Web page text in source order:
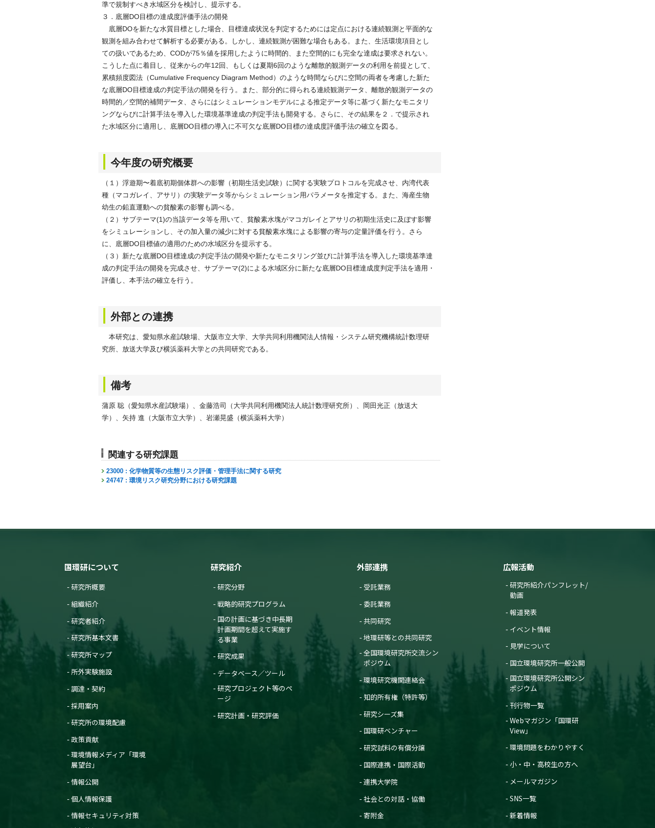
準で規制すべき水域区分を検討し、提示する。
３．底層DO目標の達成度評価手法の開発
底層DOを新たな水質目標とした場合、目標達成状況を判定するためには定点における連続観測と平面的な
観測を組み合わせて解析する必要がある。しかし、連続観測が困難な場合もある。また、生活環境項目とし
ての扱いであるため、CODが75％値を採用したように時間的、また空間的にも完全な達成は要求されない。
こうした点に着目し、従来からの年12回、もしくは夏期6回のような離散的観測データの利用を前提として、
累積頻度図法（Cumulative Frequency Diagram Method）のような時間ならびに空間の両者を考慮した新た
な底層DO目標達成の判定手法の開発を行う。また、部分的に得られる連続観測データ、離散的観測データの
時間的／空間的補間データ、さらにはシミュレーションモデルによる推定データ等に基づく新たなモニタリ
ングならびに計算手法を導入した環境基準達成の判定手法も開発する。さらに、その結果を２．で提示され
た水域区分に適用し、底層DO目標の導入に不可欠な底層DO目標の達成度評価手法の確立を図る。
今年度の研究概要
（１）浮遊期〜着底初期個体群への影響（初期生活史試験）に関する実験プロトコルを完成させ、内湾代表
種（マコガレイ、アサリ）の実験データ等からシミュレーション用パラメータを推定する。また、海産生物
幼生の鉛直運動への貧酸素の影響も調べる。
（２）サブテーマ(1)の当該データ等を用いて、貧酸素水塊がマコガレイとアサリの初期生活史に及ぼす影響
をシミュレーションし、その加入量の減少に対する貧酸素水塊による影響の寄与の定量評価を行う。さら
に、底層DO目標値の適用のための水域区分を提示する。
（３）新たな底層DO目標達成の判定手法の開発や新たなモニタリング並びに計算手法を導入した環境基準達
成の判定手法の開発を完成させ、サブテーマ(2)による水域区分に新たな底層DO目標達成度判定手法を適用・
評価し、本手法の確立を行う。
外部との連携
本研究は、愛知県水産試験場、大阪市立大学、大学共同利用機関法人情報・システム研究機構統計数理研
究所、放送大学及び横浜薬科大学との共同研究である。
備考
蒲原 聡（愛知県水産試験場）、金藤浩司（大学共同利用機関法人統計数理研究所）、岡田光正（放送大
学）、矢持 進（大阪市立大学）、岩瀬晃盛（横浜薬科大学）
関連する研究課題
23000 : 化学物質等の生態リスク評価・管理手法に関する研究
24747 : 環境リスク研究分野における研究課題
国環研について
研究所概要
組織紹介
研究者紹介
研究所基本文書
研究所マップ
所外実験施設
調達・契約
採用案内
研究所の環境配慮
政策貢献
環境情報メディア「環境
展望台」
情報公開
個人情報保護
情報セキュリティ対策
研究紹介
研究分野
戦略的研究プログラム
国の計画に基づき中長期
計画期間を超えて実施す
る事業
研究成果
データベース／ツール
研究プロジェクト等のペ
ージ
研究計画・研究評価
外部連携
受託業務
委託業務
共同研究
地環研等との共同研究
全国環境研究所交流シン
ポジウム
環境研究機関連絡会
知的所有権（特許等）
研究シーズ集
国環研ベンチャー
研究試料の有償分譲
国際連携・国際活動
連携大学院
社会との対話・協働
寄附金
広報活動
研究所紹介パンフレット/
動画
報道発表
イベント情報
見学について
国立環境研究所一般公開
国立環境研究所公開シン
ポジウム
刊行物一覧
Webマガジン「国環研
View」
環境問題をわかりやすく
小・中・高校生の方へ
メールマガジン
SNS一覧
新着情報